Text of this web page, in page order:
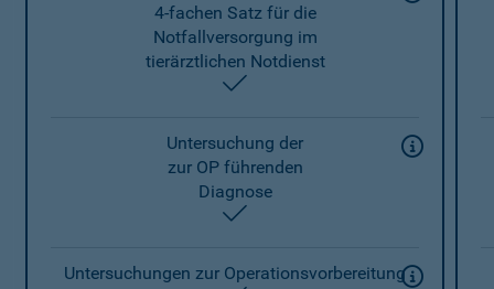
4-fachen Satz für die
Notfallversorgung im
tierärztlichen Notdienst
Untersuchung der
zur OP führenden
Diagnose
Untersuchungen zur Operationsvorbereitung